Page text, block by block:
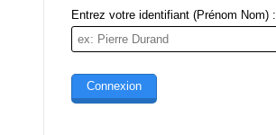
Entrez votre identifiant (Prénom Nom) :